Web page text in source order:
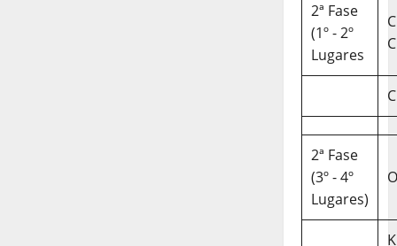
2ª Fase
(1º - 2º
Lugares
C
2ª Fase
(3º - 4º
Lugares)